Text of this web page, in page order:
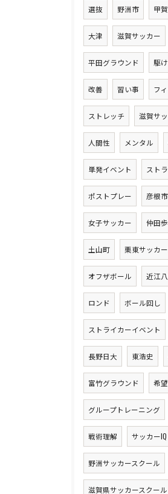
選抜 野洲市 甲
大津 滋賀サッカー
平田グラウンド 駆
改善 習い事 フ
ストレッチ 滋賀サ
人間性 メンタル
単発イベント スト
ポストプレー 彦根市
女子サッカー 仲田
土山町 栗東サッカ
オフザボール 近江
ロンド ボール回し
ストライカーイベント
長野日大 東浩史
富竹グラウンド 希
グループトレーニング
戦術理解 サッカーIQ
野洲サッカースクール
滋賀県サッカースクール